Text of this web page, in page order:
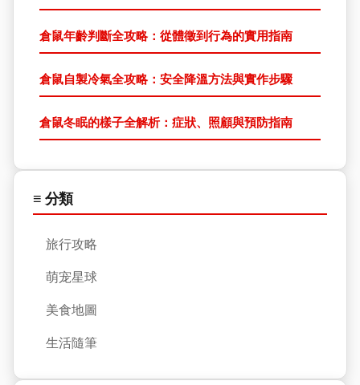
倉鼠年齡判斷全攻略：從體徵到行為的實用指南
倉鼠自製冷氣全攻略：安全降溫方法與實作步驟
倉鼠冬眠的樣子全解析：症狀、照顧與預防指南
≡ 分類
旅行攻略
萌宠星球
美食地圖
生活隨筆